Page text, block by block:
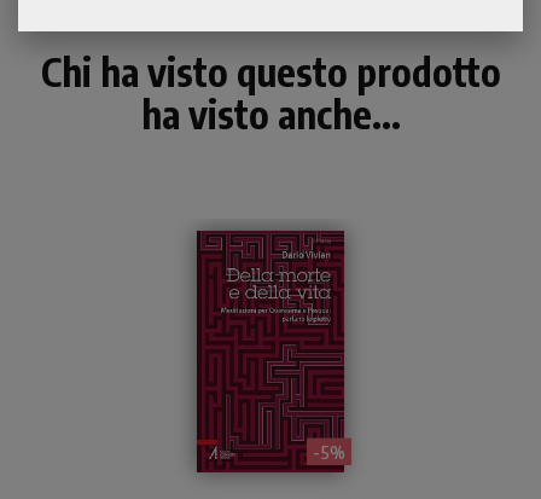
Chi ha visto questo prodotto
ha visto anche...
- 5%